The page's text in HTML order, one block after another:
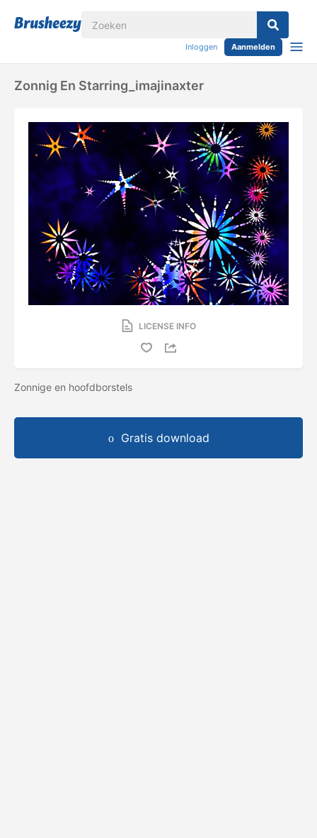
Inloggen Aanmelden
Zonnig En Starring_imajinaxter
LICENSE INFO
Zonnige en hoofdborstels
Gratis download